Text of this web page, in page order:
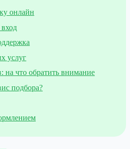
онлайн
услуг
на что обратить внимание
подбора?